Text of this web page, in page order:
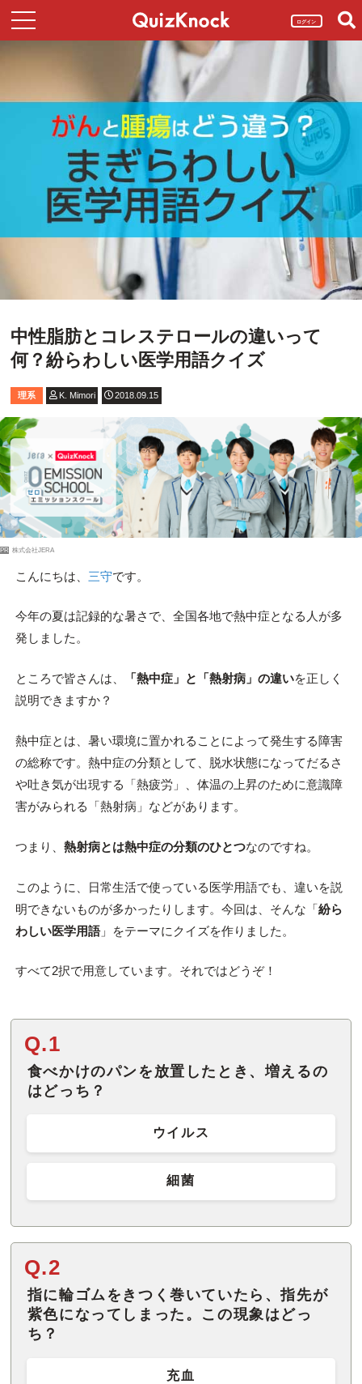
ログイン
中性脂肪とコレステロールの違いって
何？紛らわしい医学用語クイズ
理系 K. Mimori 2018.09.15
PR 株式会社JERA
こんにちは、 三守です。
今年の夏は記録的な暑さで、全国各地で熱中症となる人が多
発しました。
ところで皆さんは、 「熱中症」と「熱射病」の違いを正しく
説明できますか？
熱中症とは、暑い環境に置かれることによって発生する障害
の総称です。熱中症の分類として、脱水状態になってだるさ
や吐き気が出現する「熱疲労」、体温の上昇のために意識障
害がみられる「熱射病」などがあります。
つまり、 熱射病とは熱中症の分類のひとつなのですね。
このように、日常生活で使っている医学用語でも、違いを説
明できないものが多かったりします。今回は、そんな「紛ら
わしい医学用語」をテーマにクイズを作りました。
すべて2択で用意しています。それではどうぞ！
Q.1
食べかけのパンを放置したとき、増えるの
はどっち？
ウイルス
細菌
Q.2
指に輪ゴムをきつく巻いていたら、指先が
紫色になってしまった。この現象はどっ
ち？
充血